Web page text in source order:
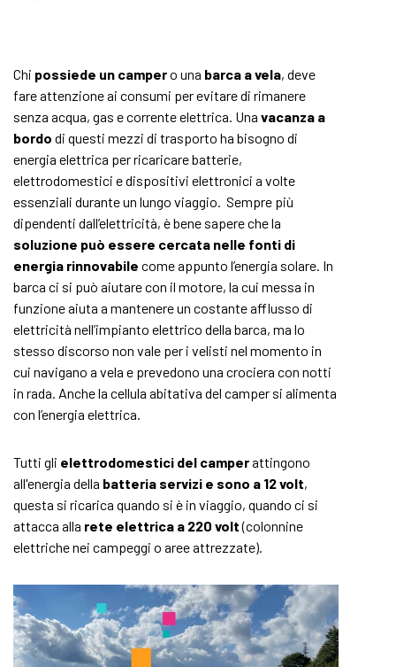
Chi possiede un campero una barca a vela, deve
fare attenzione ai consumi per evitare di rimanere
senza acqua, gas e corrente elettrica. Una vacanza a
bordo di questi mezzi di trasporto ha bisogno di
energia elettrica per ricaricare batterie,
elettrodomestici e dispositivi elettronici a volte
essenziali durante un lungo viaggio. Sempre più
dipendenti dall’elettricità, è bene sapere che la
soluzione può essere cercata nelle fonti di
energia rinnovabile come appunto l’energia solare. In
barca ci si può aiutare con il motore, la cui messa in
funzione aiuta a mantenere un costante afflusso di
elettricità nell’impianto elettrico della barca, ma lo
stesso discorso non vale per i velisti nel momento in
cui navigano a vela e prevedono una crociera con notti
in rada. Anche la cellula abitativa del camper si alimenta
con l’energia elettrica.
Tutti gli elettrodomestici del camperattingono
all'energia della batteria servizi e sono a 12 volt,
questa si ricarica quando si è in viaggio, quando ci si
attacca alla rete elettrica a 220 volt(colonnine
elettriche nei campeggi o aree attrezzate).